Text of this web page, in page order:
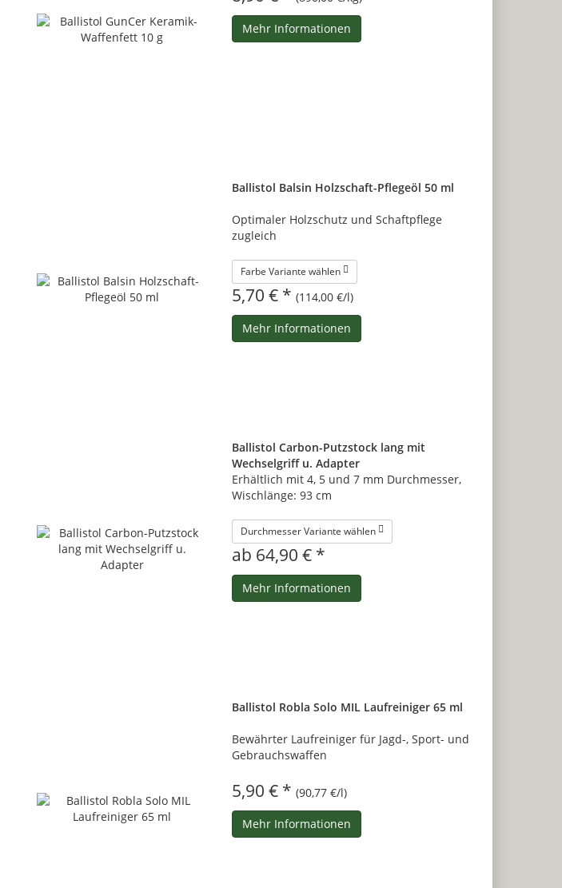
Mehr Informationen
Ballistol Balsin Holzschaft-Pflegeöl 50 ml
Optimaler Holzschutz und Schaftpflege
zugleich
Farbe Variante wählen
5,70 € * (114,00 €/l)
Mehr Informationen
Ballistol Carbon-Putzstock lang mit
Wechselgriff u. Adapter
Erhältlich mit 4, 5 und 7 mm Durchmesser,
Wischlänge: 93 cm
Durchmesser Variante wählen
ab 64,90 € *
Mehr Informationen
Ballistol Robla Solo MIL Laufreiniger 65 ml
Bewährter Laufreiniger für Jagd-, Sport- und
Gebrauchswaffen
5,90 € * (90,77 €/l)
Mehr Informationen